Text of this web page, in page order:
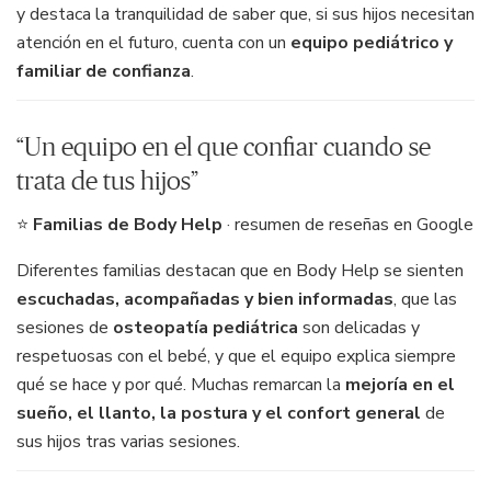
y destaca la tranquilidad de saber que, si sus hijos necesitan
atención en el futuro, cuenta con un equipo pediátrico y
familiar de confianza.
“Un equipo en el que confiar cuando se
trata de tus hijos”
⭐ Familias de Body Help · resumen de reseñas en Google
Diferentes familias destacan que en Body Help se sienten
escuchadas, acompañadas y bien informadas, que las
sesiones de osteopatía pediátrica son delicadas y
respetuosas con el bebé, y que el equipo explica siempre
qué se hace y por qué. Muchas remarcan la mejoría en el
sueño, el llanto, la postura y el confort general de
sus hijos tras varias sesiones.